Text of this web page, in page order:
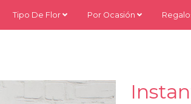
Tipo De Flor Por Ocasión